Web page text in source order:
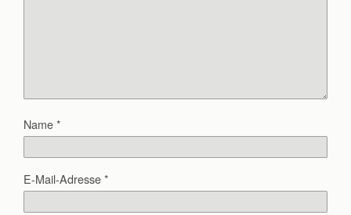
Name*
E-Mail-Adresse*